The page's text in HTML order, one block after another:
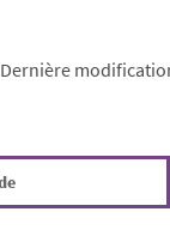
Dernière